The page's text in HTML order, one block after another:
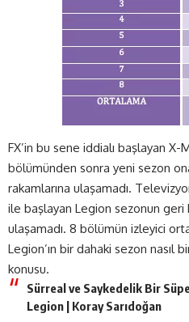
FX’in bu sene iddialı başlayan X-
bölümünden sonra yeni sezon
rakamlarına ulaşamadı.
ile başlayan Legion sezonun geri
ulaşamadı. 8 bölümün izleyici
Legion’ın bir dahaki sezon nasıl
konusu.
Sürreal ve Saykedelik Bir
Legion | Koray Sarıdoğan